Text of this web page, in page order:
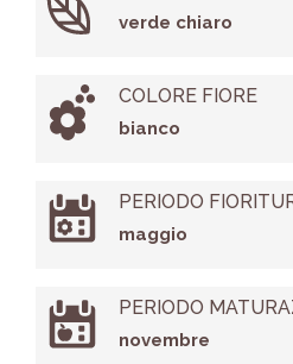
verde chiaro
COLORE FIORE
bianco
PERIODO
maggio
PERIODO
novembre